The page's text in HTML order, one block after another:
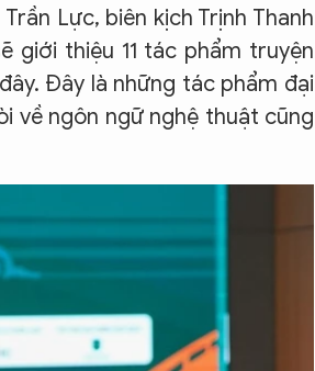
Lực, biên kịch Trịnh Thanh
giới thiệu 11 tác phẩm truyện
Đây là những tác phẩm đại
về ngôn ngữ nghệ thuật cũng